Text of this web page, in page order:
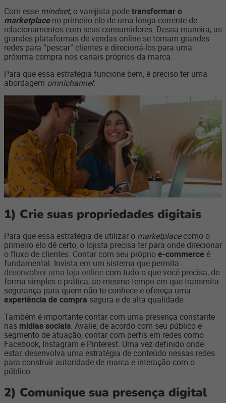
Com esse mindset, o varejista podetransformar o
marketplaceno primeiro elo de uma longa corrente de
relacionamentos com seus consumidores. Dessa maneira, as
grandes plataformas de vendas online se tornam grandes
redes para “pescar” clientes e direcioná-los para uma
próxima compra nos canais próprios da marca.
Para que essa estratégia funcione bem, é preciso ter uma
abordagem omnichannel:
1) Crie suas propriedades digitais
Para que essa estratégia de utilizar o marketplacecomo o
primeiro elo dê certo, o lojista precisa ter para onde direcionar
o fluxo de clientes. Contar com seu próprioe-commerce é
fundamental. Invista em um sistema que permita
desenvolver uma loja online com tudo o que você precisa, de
forma simples e prática, ao mesmo tempo em que transmita
segurança para quem não te conhece e ofereça uma
experiência de compra segura e de alta qualidade.
Também é importante contar com uma presença constante
nas mídias sociais. Avalie, de acordo com seu público e
segmento de atuação, contar com perfis em redes como
Facebook, Instagram e Pinterest. Uma vez definido onde
estar, desenvolva uma estratégia de conteúdo nessas redes
para construir autoridade de marca e interação com o
público.
2) Comunique sua presença digital